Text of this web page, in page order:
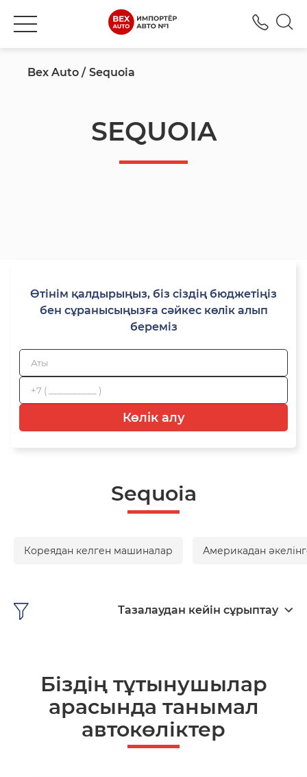
Bex Auto Sequoia
SEQUOIA
Өтінім қалдырыңыз, біз сіздің бюджетіңіз
бен сұранысыңызға сәйкес көлік алып
береміз
Көлік алу
Sequoia
Кореядан келген машиналар Америкадан
Тазалаудан кейін сұрыптау
Біздің тұтынушылар
арасында танымал
автокөліктер